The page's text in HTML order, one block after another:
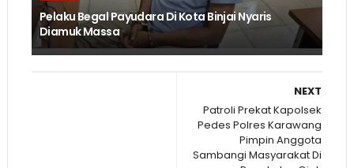
Pelaku Begal Payudara Di Kota Binjai Nyaris
Diamuk Massa
NEXT
Patroli Prekat Kapolsek
Pedes Polres Karawang
Pimpin Anggota
Sambangi Masyarakat Di